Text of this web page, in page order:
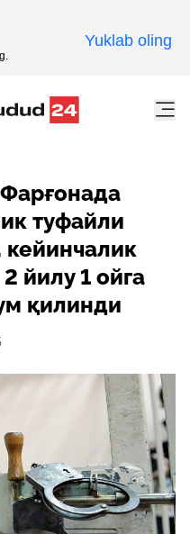
Фарғонада
туфайли
кейинчалик
йилу 1 ойга
қилинди
Yuklab oling